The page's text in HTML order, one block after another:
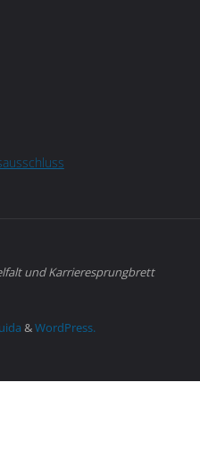
und Karrieresprungbrett
&WordPress.